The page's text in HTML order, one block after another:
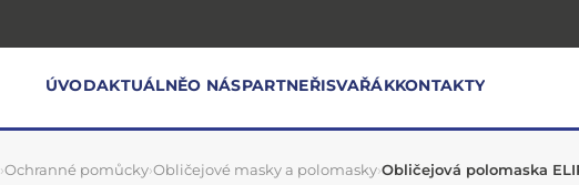
ÚVODAKTUÁLNĚO NÁSPARTNEŘISVAŘÁKKONTAKTY
›Ochranné pomůcky›Obličejové masky a polomasky›Obličejová polomaska